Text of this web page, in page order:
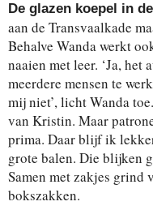
De glazen koepel in
aan de Transvaalkade
Behalve Wanda werkt
naaien met leer. ‘Ja, het
meerdere mensen te
mij niet’, licht Wanda
van Kristin. Maar
prima. Daar blijf ik
grote balen. Die blijken
Samen met zakjes
bokszakken.